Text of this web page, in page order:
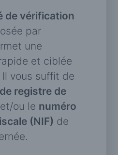
de vérification
par
une
et ciblée
Il vous suffit de
registre de
et/ou le numéro
(NIF) de